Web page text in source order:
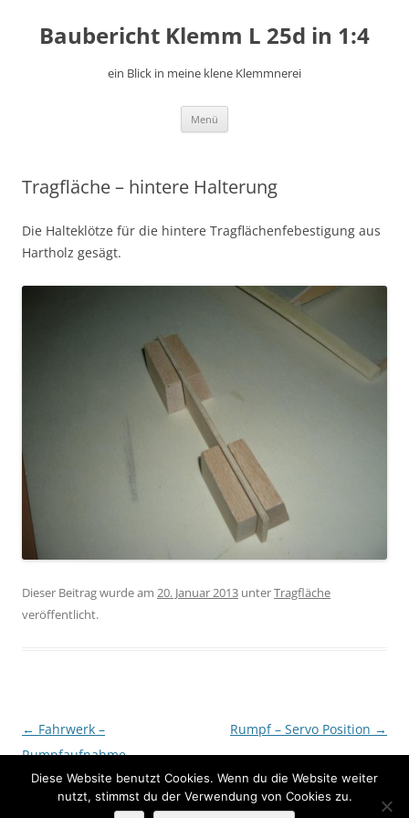
springen
Baubericht Klemm L 25d in 1:4
ein Blick in meine klene Klemmnerei
Menü
Tragfläche – hintere Halterung
Die Halteklötze für die hintere Tragflächenfebestigung aus
Hartholz gesägt.
Dieser Beitrag wurde am 20. Januar 2013 unterTragfläche
veröffentlicht.
Beitragsnavigation
← Fahrwerk –
Rumpfaufnahme
Rumpf – Servo Position →
Diese Website benutzt Cookies. Wenn du die Website weiter
nutzt, stimmst du der Verwendung von Cookies zu.